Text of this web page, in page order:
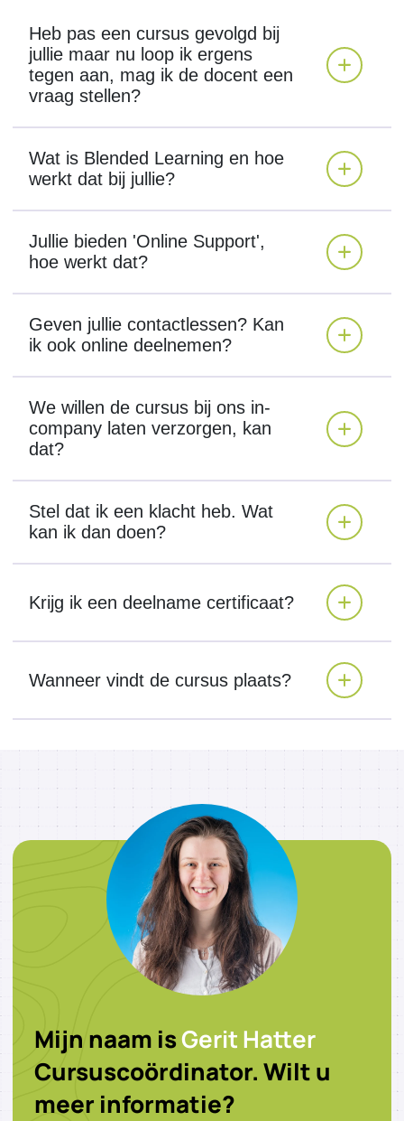
Heb pas een cursus gevolgd bij
jullie maar nu loop ik ergens
tegen aan, mag ik de docent een
vraag stellen?
Wat is Blended Learning en hoe
werkt dat bij jullie?
Jullie bieden 'Online Support',
hoe werkt dat?
Geven jullie contactlessen? Kan
ik ook online deelnemen?
We willen de cursus bij ons in-
company laten verzorgen, kan
dat?
Stel dat ik een klacht heb. Wat
kan ik dan doen?
Krijg ik een deelname certificaat?
Wanneer vindt de cursus plaats?
Mijn naam isGerit Hatter
Cursuscoördinator. Wilt u
meer informatie?